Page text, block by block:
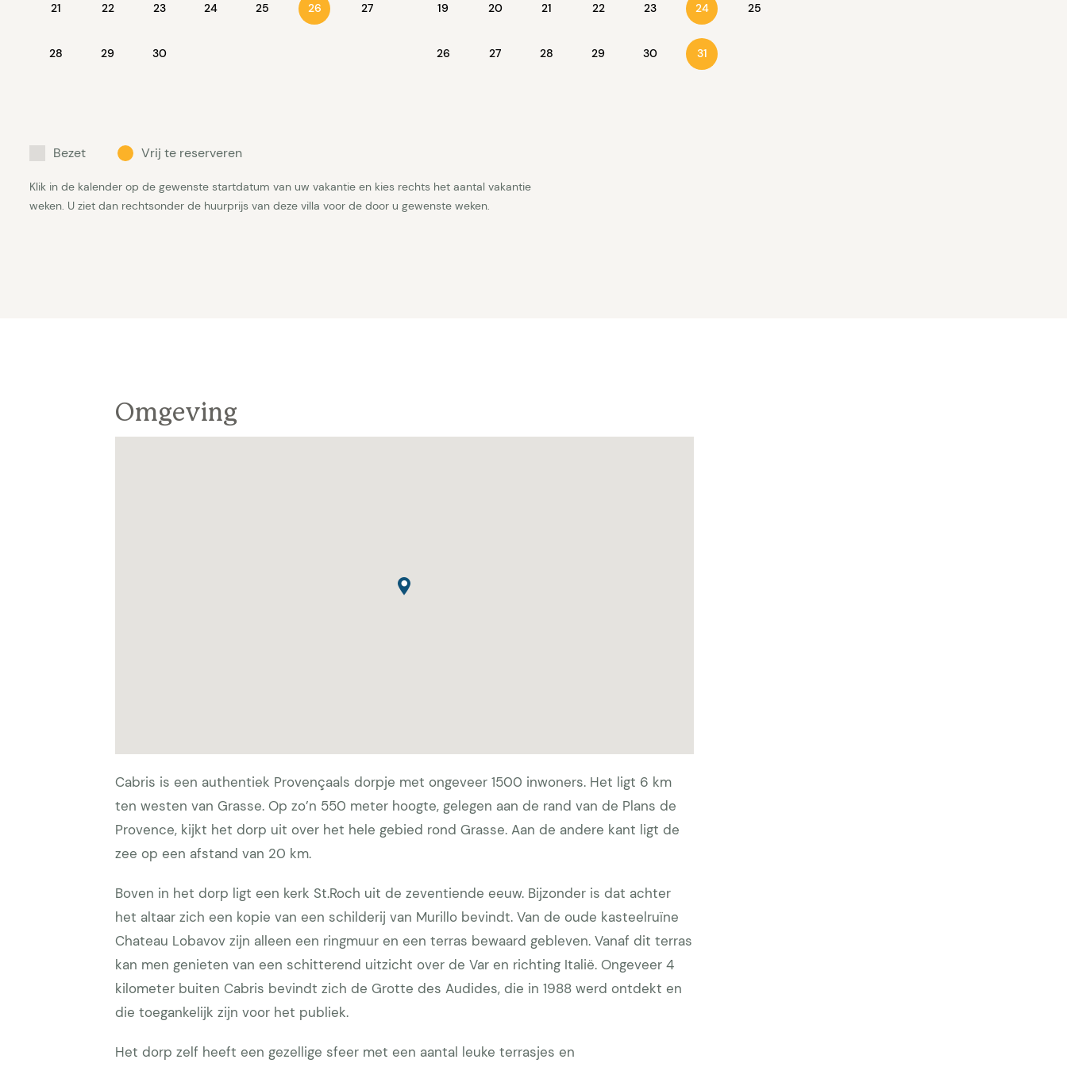
21 22 23 24 25 26 27
28 29 30
19 20 21 22 23 24 25
26 27 28 29 30 31
Bezet Vrij te reserveren
Klik in de kalender op de gewenste startdatum van uw vakantie en kies rechts het aantal vakantie
weken. U ziet dan rechtsonder de huurprijs van deze villa voor de door u gewenste weken.
Omgeving
Cabris is een authentiek Provençaals dorpje met ongeveer 1500 inwoners. Het ligt 6 km
ten westen van Grasse. Op zo’n 550 meter hoogte, gelegen aan de rand van de Plans de
Provence, kijkt het dorp uit over het hele gebied rond Grasse. Aan de andere kant ligt de
zee op een afstand van 20 km.
Boven in het dorp ligt een kerk St.Roch uit de zeventiende eeuw. Bijzonder is dat achter
het altaar zich een kopie van een schilderij van Murillo bevindt. Van de oude kasteelruïne
Chateau Lobavov zijn alleen een ringmuur en een terras bewaard gebleven. Vanaf dit terras
kan men genieten van een schitterend uitzicht over de Var en richting Italië. Ongeveer 4
kilometer buiten Cabris bevindt zich de Grotte des Audides, die in 1988 werd ontdekt en
die toegankelijk zijn voor het publiek.
Het dorp zelf heeft een gezellige sfeer met een aantal leuke terrasjes en